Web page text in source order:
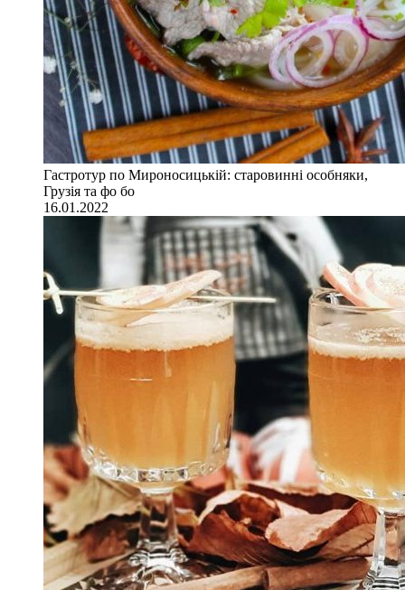
Гастротур по Мироносицькій: старовинні особняки,
Грузія та фо бо
16.01.2022